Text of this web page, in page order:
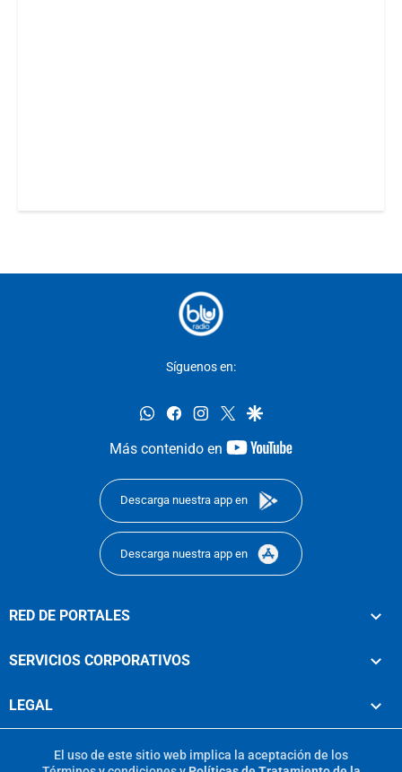
Síguenos en:
whatsappfacebookinstagram
twittergoogle
Más contenido en
youtube-
Descarga nuestra app en
Descarga nuestra app en
RED DE PORTALES
SERVICIOS CORPORATIVOS
LEGAL
El uso de este sitio web implica la aceptación de los